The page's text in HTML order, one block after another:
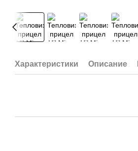
Характеристики Описание